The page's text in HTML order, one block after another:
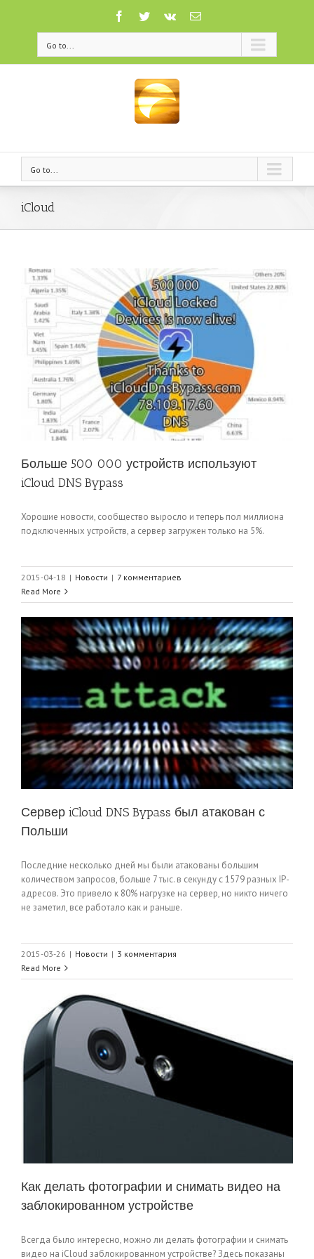
Go to...
Go to...
iCloud
Больше 500 000 устройств используют
iCloud DNS Bypass
Хорошие новости, сообщество выросло и теперь пол миллиона
подключенных устройств, а сервер загружен только на 5%.
2015-04-18 | Новости | 7 комментариев
Read More
Сервер iCloud DNS Bypass был атакован с
Польши
Последние несколько дней мы были атакованы большим
количеством запросов, больше 7 тыс. в секунду с 1579 разных IP-
адресов. Это привело к 80% нагрузке на сервер, но никто ничего
не заметил, все работало как и раньше.
2015-03-26 | Новости | 3 комментария
Read More
Как делать фотографии и снимать видео на
заблокированном устройстве
Всегда было интересно, можно ли делать фотографии и снимать
видео на iCloud заблокированном устройстве? Здесь показаны